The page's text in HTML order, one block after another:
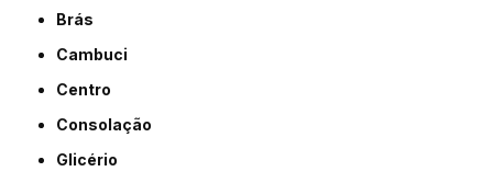
Brás
Cambuci
Centro
Consolação
Glicério